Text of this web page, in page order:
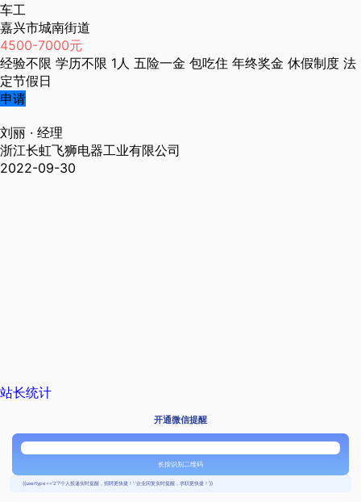
车工
嘉兴市城南街道
4500-7000元
经验不限 学历不限 1人 五险一金 包吃住 年终奖金 休假制度 法
定节假日
申请
刘丽 · 经理
浙江长虹飞狮电器工业有限公司
2022-09-30
站长统计
开通微信提醒
长按识别二维码
{{usertype=='2'?'个人投递实时提醒，招聘更快捷！':'企业回复实时提醒，求职更快捷！'}}